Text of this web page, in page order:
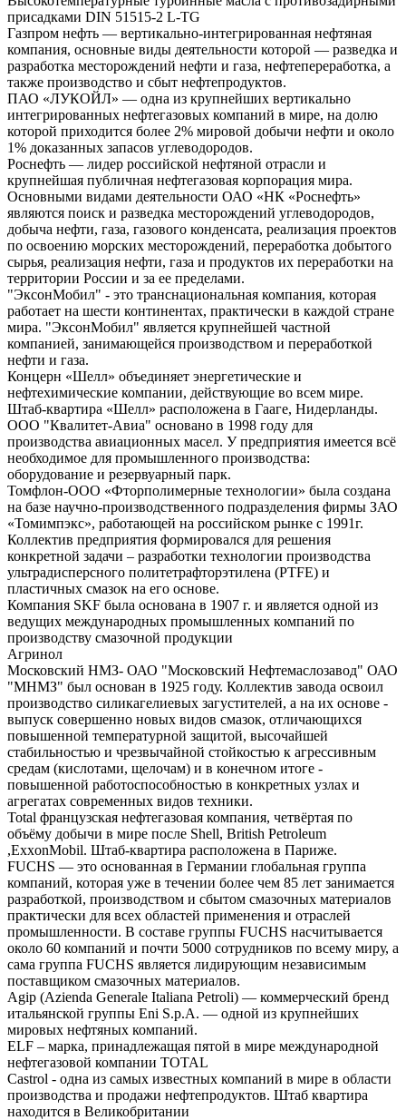
присадками DIN 51515-2 L-TG
Газпром нефть — вертикально-интегрированная нефтяная
компания, основные виды деятельности которой — разведка и
разработка месторождений нефти и газа, нефтепереработка, а
также производство и сбыт нефтепродуктов.
ПАО «ЛУКОЙЛ» — одна из крупнейших вертикально
интегрированных нефтегазовых компаний в мире, на долю
которой приходится более 2% мировой добычи нефти и около
1% доказанных запасов углеводородов.
Роснефть — лидер российской нефтяной отрасли и
крупнейшая публичная нефтегазовая корпорация мира.
Основными видами деятельности ОАО «НК «Роснефть»
являются поиск и разведка месторождений углеводородов,
добыча нефти, газа, газового конденсата, реализация проектов
по освоению морских месторождений, переработка добытого
сырья, реализация нефти, газа и продуктов их переработки на
территории России и за ее пределами.
"ЭксонМобил" - это транснациональная компания, которая
работает на шести континентах, практически в каждой стране
мира. "ЭксонМобил" является крупнейшей частной
компанией, занимающейся производством и переработкой
нефти и газа.
Концерн «Шелл» объединяет энергетические и
нефтехимические компании, действующие во всем мире.
Штаб-квартира «Шелл» расположена в Гааге, Нидерланды.
ООО "Квалитет-Авиа" основано в 1998 году для
производства авиационных масел. У предприятия имеется всё
необходимое для промышленного производства:
оборудование и резервуарный парк.
Томфлон-ООО «Фторполимерные технологии» была создана
на базе научно-производственного подразделения фирмы ЗАО
«Томимпэкс», работающей на российском рынке с 1991г.
Коллектив предприятия формировался для решения
конкретной задачи – разработки технологии производства
ультрадисперсного политетрафторэтилена (PTFE) и
пластичных смазок на его основе.
Компания SKF была основана в 1907 г. и является одной из
ведущих международных промышленных компаний по
производству смазочной продукции
Агринол
Московский НМЗ- ОАО "Московский Нефтемаслозавод" ОАО
"МНМЗ" был основан в 1925 году. Коллектив завода освоил
производство силикагелиевых загустителей, а на их основе -
выпуск совершенно новых видов смазок, отличающихся
повышенной температурной защитой, высочайшей
стабильностью и чрезвычайной стойкостью к агрессивным
средам (кислотами, щелочам) и в конечном итоге -
повышенной работоспособностью в конкретных узлах и
агрегатах современных видов техники.
Total французская нефтегазовая компания, четвёртая по
объёму добычи в мире после Shell, British Petroleum
,ExxonMobil. Штаб-квартира расположена в Париже.
FUCHS — это основанная в Германии глобальная группа
компаний, которая уже в течении более чем 85 лет занимается
разработкой, производством и сбытом смазочных материалов
практически для всех областей применения и отраслей
промышленности. В составе группы FUCHS насчитывается
около 60 компаний и почти 5000 сотрудников по всему миру, а
сама группа FUCHS является лидирующим независимым
поставщиком смазочных материалов.
Agip (Azienda Generale Italiana Petroli) — коммерческий бренд
итальянской группы Eni S.p.A. — одной из крупнейших
мировых нефтяных компаний.
ELF – марка, принадлежащая пятой в мире международной
нефтегазовой компании TOTAL
Castrol - одна из самых известных компаний в мире в области
производства и продажи нефтепродуктов. Штаб квартира
находится в Великобритании